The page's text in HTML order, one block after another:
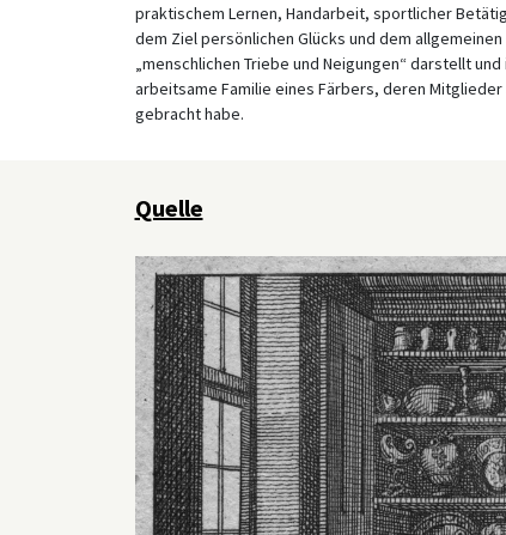
praktischem Lernen, Handarbeit, sportlicher
dem Ziel persönlichen Glücks und dem
„menschlichen Triebe und Neigungen“ darstellt
arbeitsame Familie eines Färbers, deren
gebracht habe.
Quelle